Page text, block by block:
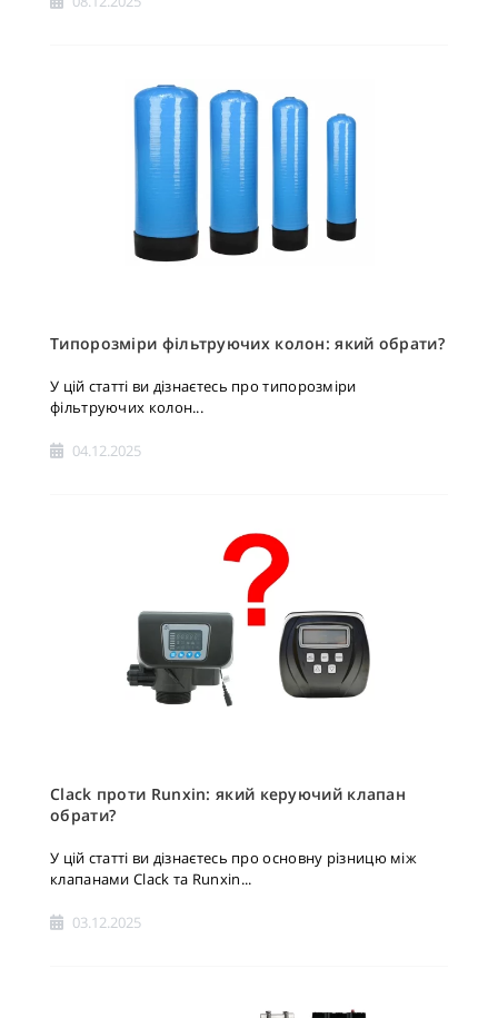
Типорозміри фільтруючих колон: який обрати?
У цій статті ви дізнаєтесь про типорозміри
фільтруючих колон...
04.12.2025
Clack проти Runxin: який керуючий клапан
обрати?
У цій статті ви дізнаєтесь про основну різницю між
клапанами Clack та Runxin...
03.12.2025